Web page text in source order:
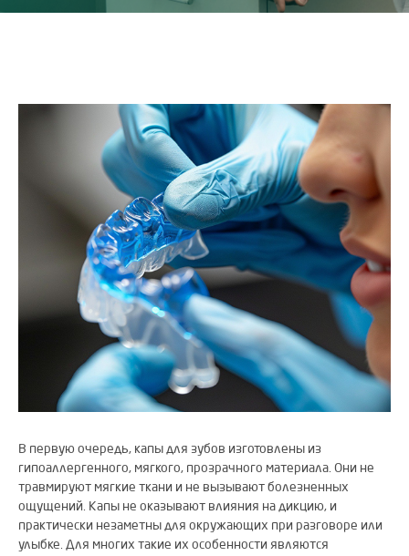
В первую очередь, капы для зубов изготовлены из
гипоаллергенного, мягкого, прозрачного материала. Они не
травмируют мягкие ткани и не вызывают болезненных
ощущений. Капы не оказывают влияния на дикцию, и
практически незаметны для окружающих при разговоре или
улыбке. Для многих такие их особенности являются